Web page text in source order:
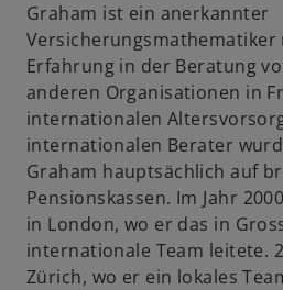
Graham ist ein anerkannter
Versicherungsmathematiker
Erfahrung in der Beratung
anderen Organisationen in
internationalen
internationalen Berater
Graham hauptsächlich auf
Pensionskassen. Im Jahr
in London, wo er das in
internationale Team leitete.
Zürich, wo er ein lokales